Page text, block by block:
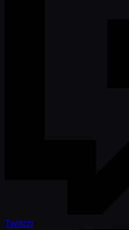
Twitch